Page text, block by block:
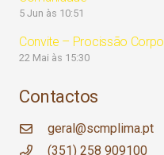
5 Jun às 10:51
Convite – Procissão
22 Mai às 15:30
Contactos
geral@scmplima.pt
(351) 258 909100